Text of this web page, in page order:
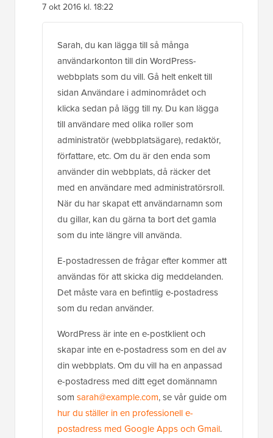
7 okt 2016 kl. 18:22
Sarah, du kan lägga till så många
användarkonton till din WordPress-
webbplats som du vill. Gå helt enkelt till
sidan Användare i adminområdet och
klicka sedan på lägg till ny. Du kan lägga
till användare med olika roller som
administratör (webbplatsägare), redaktör,
författare, etc. Om du är den enda som
använder din webbplats, då räcker det
med en användare med administratörsroll.
När du har skapat ett användarnamn som
du gillar, kan du gärna ta bort det gamla
som du inte längre vill använda.
E-postadressen de frågar efter kommer att
användas för att skicka dig meddelanden.
Det måste vara en befintlig e-postadress
som du redan använder.
WordPress är inte en e-postklient och
skapar inte en e-postadress som en del av
din webbplats. Om du vill ha en anpassad
e-postadress med ditt eget domännamn
som sarah@example.com, se vår guide om
hur du ställer in en professionell e-
postadress med Google Apps och Gmail.